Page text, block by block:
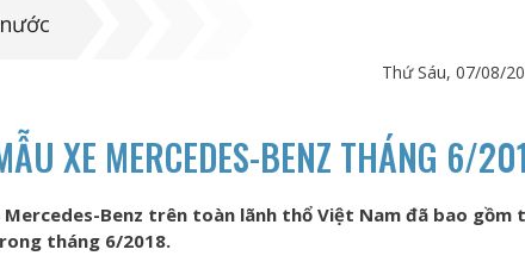
Thứ Sáu, 07/08/
XE MERCEDES-BENZ THÁNG 6/
Mercedes-Benz trên toàn lãnh thổ Việt Nam đã bao gồm
tháng 6/2018.